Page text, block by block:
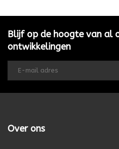
Blijf op de hoogte van al
ontwikkelingen
Over ons